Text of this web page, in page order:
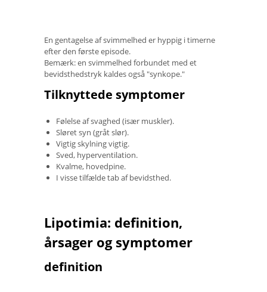
En gentagelse af svimmelhed er hyppig i timerne
efter den første episode.
Bemærk: en svimmelhed forbundet med et
bevidsthedstryk kaldes også "synkope."
Tilknyttede symptomer
Følelse af svaghed (især muskler).
Sløret syn (gråt slør).
Vigtig skylning vigtig.
Sved, hyperventilation.
Kvalme, hovedpine.
I visse tilfælde tab af bevidsthed.
Lipotimia: definition,
årsager og symptomer
definition